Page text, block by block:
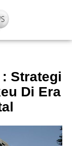
Strategi
Di Era